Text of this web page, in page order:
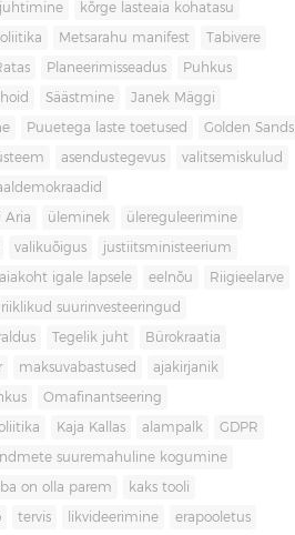
juhtimine kõrge lasteaia kohatasu
Metsarahu manifest Tabivere
Planeerimisseadus Puhkus
Säästmine Janek Mäggi
Puuetega laste toetused Golden Sands
asendustegevus valitsemiskulud
Aria üleminek ülereguleerimine
valikuõigus justiitsministeerium
igale lapsele eelnõu Riigieelarve
riiklikud suurinvesteeringud
Tegelik juht Bürokraatia
maksuvabastused ajakirjanik
Omafinantseering
Kaja Kallas alampalk GDPR
suuremahuline kogumine
on olla parem kaks tooli
tervis likvideerimine erapooletus